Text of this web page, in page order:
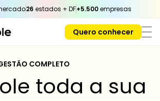
26 estados + DF+5.500 empresas
Quero conhecer
COMPLETO
toda a sua